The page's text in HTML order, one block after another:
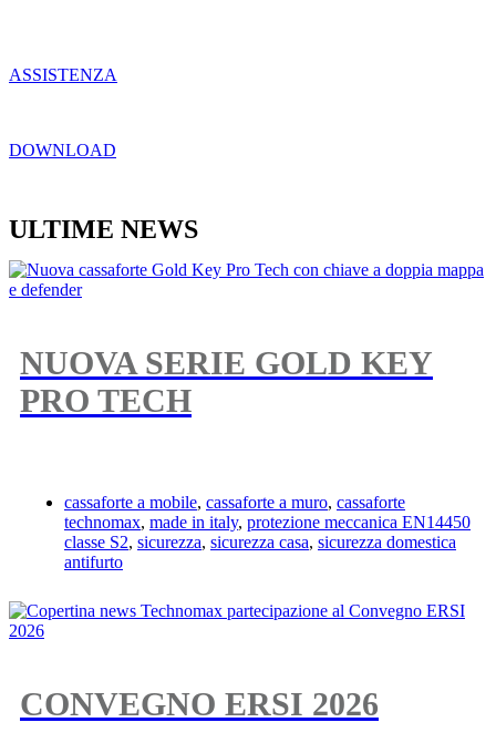
ASSISTENZA
DOWNLOAD
ULTIME NEWS
NUOVA SERIE GOLD KEY
PRO TECH
cassaforte a mobile, cassaforte a muro, cassaforte
technomax, made in italy, protezione meccanica EN14450
classe S2, sicurezza, sicurezza casa, sicurezza domestica
antifurto
CONVEGNO ERSI 2026